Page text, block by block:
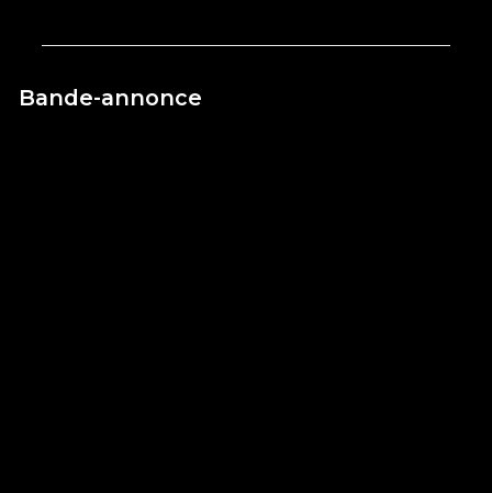
Bande-annonce